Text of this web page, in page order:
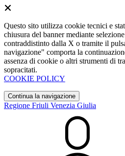
Questo sito utilizza cookie tecnici e
chiusura del banner mediante
contraddistinto dalla X o tramite il
navigazione" comporta la
assenza di cookie o altri strumenti di
sopracitati.
COOKIE POLICY
Continua la navigazione
Regione Friuli Venezia Giulia